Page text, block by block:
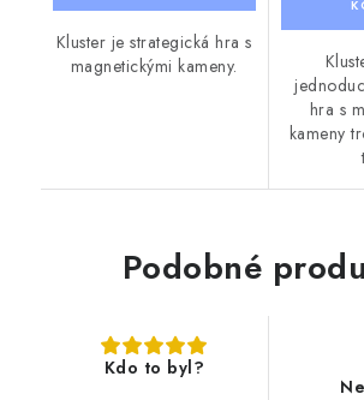
Kluster je strategická hra s
magnetickými kameny.
hra s
kameny
Podobné
Kdo to byl?